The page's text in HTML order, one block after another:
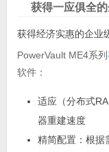
获得一应俱全
获得经济实惠的企业
PowerVault ME4系列
软件：
适应（分布式
器重建速度
精简配置：根据